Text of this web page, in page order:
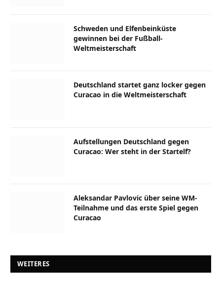
Schweden und Elfenbeinküste
gewinnen bei der Fußball-
Weltmeisterschaft
Deutschland startet ganz locker gegen
Curacao in die Weltmeisterschaft
Aufstellungen Deutschland gegen
Curacao: Wer steht in der Startelf?
Aleksandar Pavlovic über seine WM-
Teilnahme und das erste Spiel gegen
Curacao
WEITERES